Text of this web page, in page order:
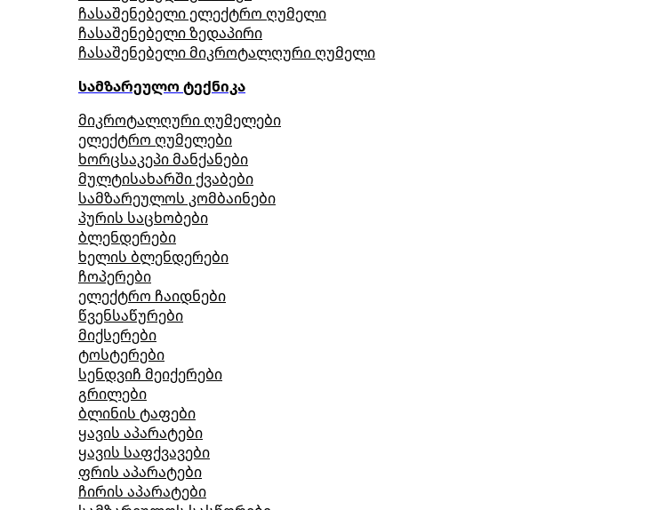
ჩასაშენებელი ელექტრო ღუმელი
ჩასაშენებელი ზედაპირი
ჩასაშენებელი მიკროტალღური ღუმელი
სამზარეულო ტექნიკა
მიკროტალღური ღუმელები
ელექტრო ღუმელები
ხორცსაკეპი მანქანები
მულტისახარში ქვაბები
სამზარეულოს კომბაინები
პურის საცხობები
ბლენდერები
ხელის ბლენდერები
ჩოპერები
ელექტრო ჩაიდნები
წვენსაწურები
მიქსერები
ტოსტერები
სენდვიჩ მეიქერები
გრილები
ბლინის ტაფები
ყავის აპარატები
ყავის საფქვავები
ფრის აპარატები
ჩირის აპარატები